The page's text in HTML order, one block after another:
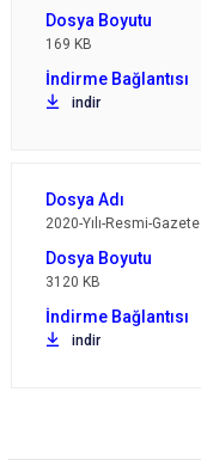
169 KB
indir
2020-Yılı-Resmi-Gazete
3120 KB
indir